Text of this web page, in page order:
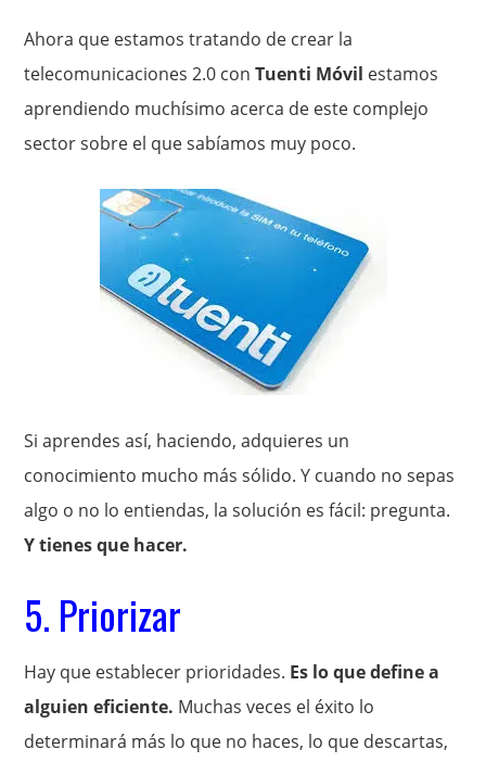
Ahora que estamos tratando de crear la
telecomunicaciones 2.0 conTuenti Móvil estamos
aprendiendo muchísimo acerca de este complejo
sector sobre el que sabíamos muy poco.
Si aprendes así, haciendo, adquieres un
conocimiento mucho más sólido. Y cuando no sepas
algo o no lo entiendas, la solución es fácil: pregunta.
Y tienes que hacer.
5. Priorizar
Hay que establecer prioridades. Es lo que define a
alguien eficiente. Muchas veces el éxito lo
determinará más lo que no haces, lo que descartas,